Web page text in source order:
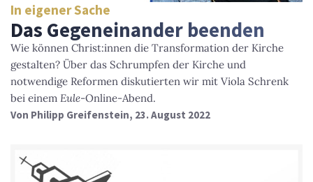
In eigener Sache
Das Gegeneinander beenden
Wie können Christ:innen die Transformation der Kirche
gestalten? Über das Schrumpfen der Kirche und
notwendige Reformen diskutierten wir mit Viola Schrenk
bei einem Eule-Online-Abend.
Von Philipp Greifenstein, 23. August 2022